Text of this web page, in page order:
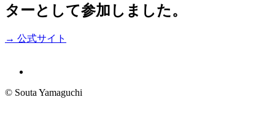
ターとして参加しました。
→ 公式サイト
© Souta Yamaguchi